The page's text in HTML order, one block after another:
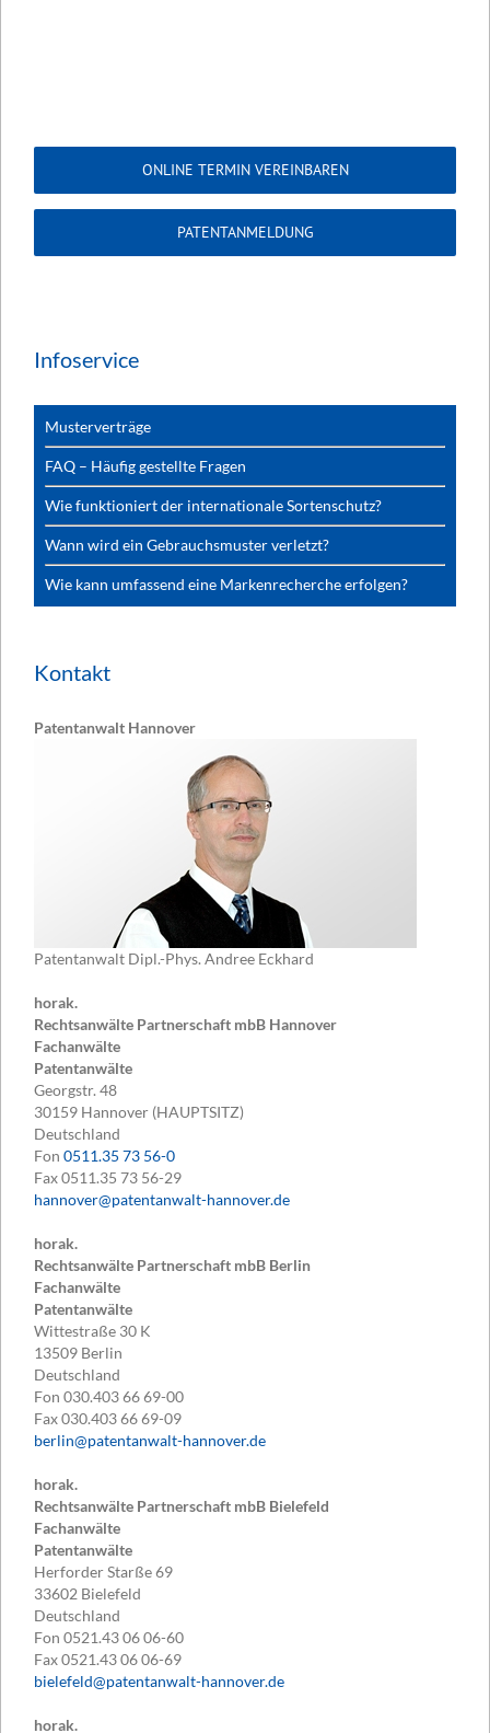
ONLINE TERMIN VEREINBAREN
PATENTANMELDUNG
Infoservice
Musterverträge
FAQ – Häufig gestellte Fragen
Wie funktioniert der internationale Sortenschutz?
Wann wird ein Gebrauchsmuster verletzt?
Wie kann umfassend eine Markenrecherche erfolgen?
Kontakt
Patentanwalt Hannover
Patentanwalt Dipl.-Phys. Andree Eckhard
horak.
Rechtsanwälte Partnerschaft mbB Hannover
Fachanwälte
Patentanwälte
Georgstr. 48
30159 Hannover (HAUPTSITZ)
Deutschland
Fon 0511.35 73 56-0
Fax0511.35 73 56-29
hannover@patentanwalt-hannover.de
horak.
Rechtsanwälte Partnerschaft mbB Berlin
Fachanwälte
Patentanwälte
Wittestraße 30 K
13509 Berlin
Deutschland
Fon 030.403 66 69-00
Fax030.403 66 69-09
berlin@patentanwalt-hannover.de
horak.
Rechtsanwälte Partnerschaft mbB Bielefeld
Fachanwälte
Patentanwälte
Herforder Starße 69
33602 Bielefeld
Deutschland
Fon 0521.43 06 06-60
Fax0521.43 06 06-69
bielefeld@patentanwalt-hannover.de
horak.